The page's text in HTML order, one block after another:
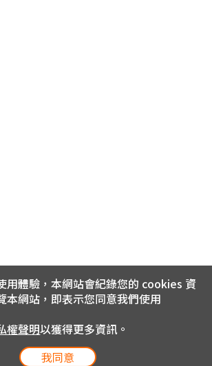
用體驗，本網站會紀錄您的 cookies 資
本網站，即表示您同意我們使用
權聲明以獲得更多資訊。
我同意